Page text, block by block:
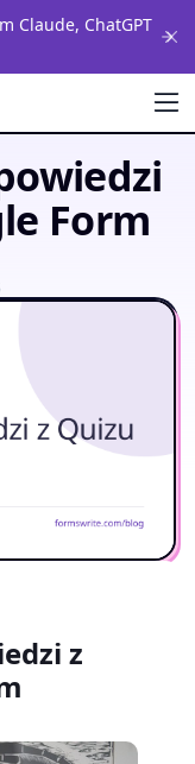
Claude, ChatGPT
Form
z